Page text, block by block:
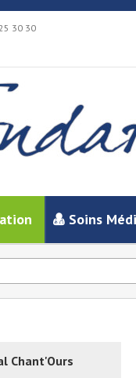
30 30
Soins
Chant'Ours